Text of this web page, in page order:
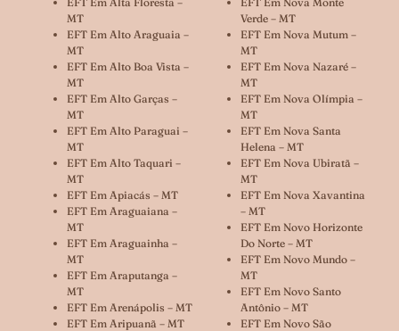
MT
EFT Em Alto Araguaia –
MT
EFT Em Alto Boa Vista –
MT
EFT Em Alto Garças –
MT
EFT Em Alto Paraguai –
MT
EFT Em Alto Taquari –
MT
EFT Em Apiacás – MT
EFT Em Araguaiana –
MT
EFT Em Araguainha –
MT
EFT Em Araputanga –
MT
EFT Em Arenápolis – MT
EFT Em Aripuanã – MT
Verde – MT
EFT Em Nova Mutum –
MT
EFT Em Nova Nazaré –
MT
EFT Em Nova Olímpia –
MT
EFT Em Nova Santa
Helena – MT
EFT Em Nova Ubiratã –
MT
EFT Em Nova Xavantina
– MT
EFT Em Novo Horizonte
Do Norte – MT
EFT Em Novo Mundo –
MT
EFT Em Novo Santo
Antônio – MT
EFT Em Novo São